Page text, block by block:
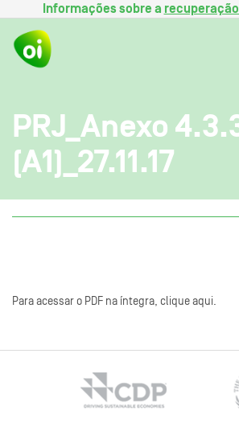
Informações sobre a
PRJ_Anexo
(A1)_27.11.17
Para acessar o PDF na íntegra, clique aqui.